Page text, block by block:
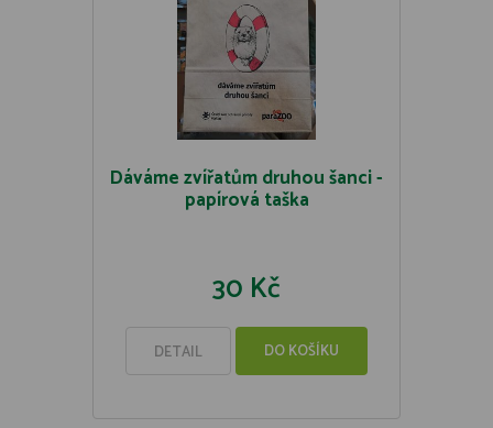
Dáváme zvířatům druhou šanci -
papírová taška
30 Kč
DETAIL DO KOŠÍKU